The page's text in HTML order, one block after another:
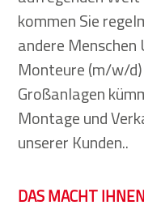
kommen Sie
andere Menschen
Monteure (m/w/
Großanlagen
Montage und
unserer Kunden..
DAS MACHT